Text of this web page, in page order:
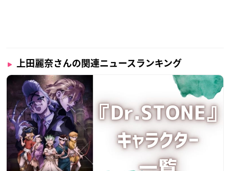
上田麗奈さんの関連ニュースランキング